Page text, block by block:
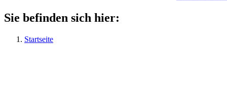
Sie befinden sich hier:
Startseite